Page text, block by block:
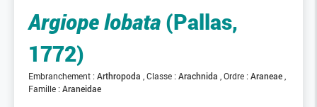
Argiope lobata (Pallas,
1772)
Embranchement : Arthropoda Classe : Arachnida Ordre : Araneae
Famille : Araneidae